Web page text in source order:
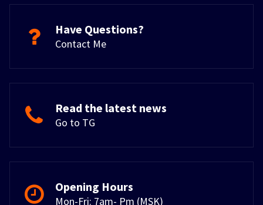
Have Questions?
Contact Me
Read the latest news
Go to TG
Opening Hours
Mon-Fri: 7am- Pm (MSK)